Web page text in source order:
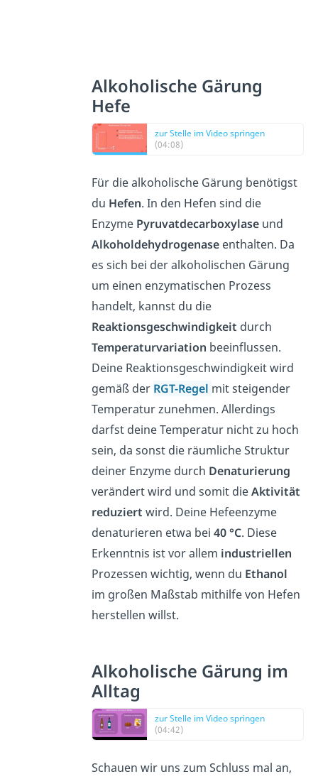
Alkoholische Gärung
Hefe
zur Stelle im Video springen
(04:08)
Für die alkoholische Gärung benötigst
du Hefen. In den Hefen sind die
Enzyme Pyruvatdecarboxylase und
Alkoholdehydrogenase enthalten. Da
es sich bei der alkoholischen Gärung
um einen enzymatischen Prozess
handelt, kannst du die
Reaktionsgeschwindigkeit durch
Temperaturvariation beeinflussen.
Deine Reaktionsgeschwindigkeit wird
gemäß der RGT-Regel mit steigender
Temperatur zunehmen. Allerdings
darfst deine Temperatur nicht zu hoch
sein, da sonst die räumliche Struktur
deiner Enzyme durch Denaturierung
verändert wird und somit dieAktivität
reduziert wird. Deine Hefeenzyme
denaturieren etwa bei40 °C. Diese
Erkenntnis ist vor allem industriellen
Prozessen wichtig, wenn du Ethanol
im großen Maßstab mithilfe von Hefen
herstellen willst.
Alkoholische Gärung im
Alltag
zur Stelle im Video springen
(04:42)
Schauen wir uns zum Schluss mal an,